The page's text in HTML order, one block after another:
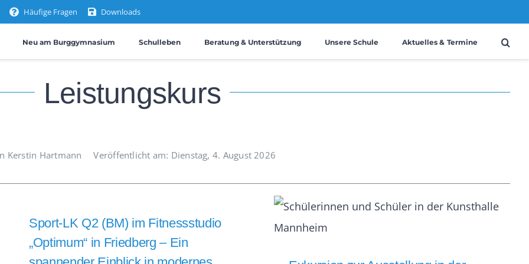
Häufige Fragen Downloads
Neu am Burggymnasium Schulleben Beratung & Unterstützung Unsere Schule Aktuelles & Termine
Leistungskurs
Kerstin Hartmann Veröffentlicht am: Dienstag, 4. August 2026
Sport-LK Q2 (BM) im Fitnessstudio
„Optimum“ in Friedberg – Ein